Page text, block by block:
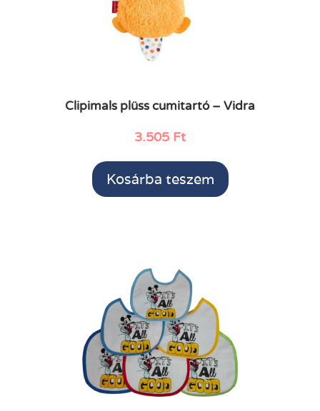
Clipimals plüss cumitartó – Vidra
3.505 Ft
Kosárba teszem